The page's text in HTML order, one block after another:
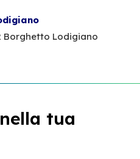
Borghetto Lodigiano
tua